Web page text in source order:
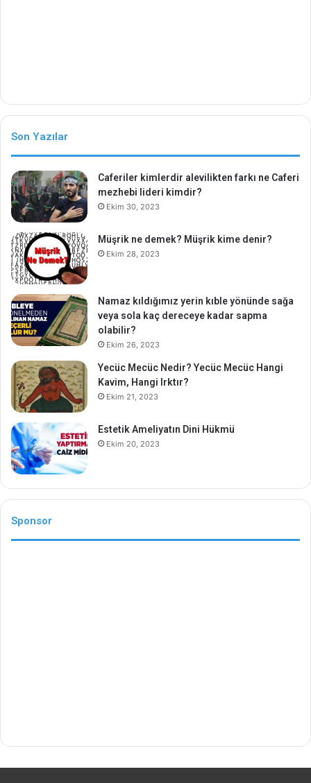
Son Yazılar
Caferiler kimlerdir alevilikten farkı ne Caferi
mezhebi lideri kimdir?
Ekim 30, 2023
Müşrik ne demek? Müşrik kime denir?
Ekim 28, 2023
Namaz kıldığımız yerin kıble yönünde sağa
veya sola kaç dereceye kadar sapma
olabilir?
Ekim 26, 2023
Yecüc Mecüc Nedir? Yecüc Mecüc Hangi
Kavim, Hangi Irktır?
Ekim 21, 2023
Estetik Ameliyatın Dini Hükmü
Ekim 20, 2023
Sponsor